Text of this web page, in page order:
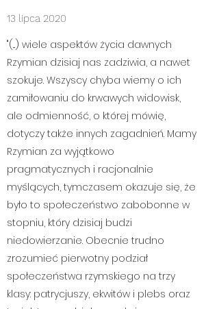
13 lipca 2020
"(...) wiele aspektów życia dawnych
Rzymian dzisiaj nas zadziwia, a nawet
szokuje. Wszyscy chyba wiemy o ich
zamiłowaniu do krwawych widowisk,
ale odmienność, o której mówię,
dotyczy także innych zagadnień. Mamy
Rzymian za wyjątkowo
pragmatycznych i racjonalnie
myślących, tymczasem okazuje się, że
było to społeczeństwo zabobonne w
stopniu, który dzisiaj budzi
niedowierzanie. Obecnie trudno
zrozumieć pierwotny podział
społeczeństwa rzymskiego na trzy
klasy: patrycjuszy, ekwitów i plebs oraz